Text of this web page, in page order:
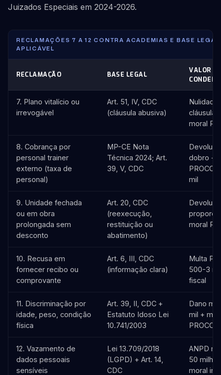
Juizados Especiais em 2024-2026.
RECLAMAÇÕES 7 A 12 CONTRA ACADEMIAS E BASE LEGAL
APLICÁVEL
RECLAMAÇÃO BASE LEGAL
VALOR
7. Plano vitalício ou
irrevogável
Art. 51, IV, CDC
(cláusula abusiva)
Nulidade
cláusula
moral
8. Cobrança por
personal trainer
externo (taxa de
personal)
MP-CE Nota
Técnica 2024; Art.
39, V, CDC
dobro +
mil
9. Unidade fechada
ou em obra
prolongada sem
desconto
Art. 20, CDC
(reexecução,
restituição ou
abatimento)
moral
10. Recusa em
fornecer recibo ou
comprovante
Art. 6, III, CDC
(informação clara)
Multa
500-3
fiscal
11. Discriminação por
idade, peso, condição
física
Art. 39, II, CDC +
Estatuto Idoso Lei
10.741/2003
Dano
mil +
PROCON
12. Vazamento de
dados pessoais
sensíveis
Lei 13.709/2018
(LGPD) + Art. 14,
CDC
ANPD
50
moral